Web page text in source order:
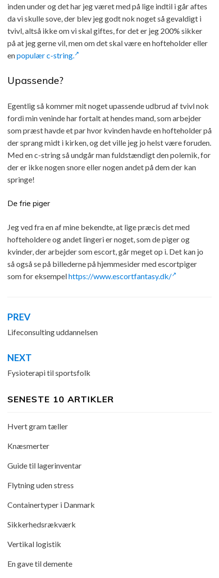
inden under og det har jeg været med på lige indtil i går aftes
da vi skulle sove, der blev jeg godt nok noget så gevaldigt i
tvivl, altså ikke om vi skal giftes, for det er jeg 200% sikker
på at jeg gerne vil, men om det skal være en hofteholder eller
enpopulær c-string.
Upassende?
Egentlig så kommer mit noget upassende udbrud af tvivl nok
fordi min veninde har fortalt at hendes mand, som arbejder
som præst havde et par hvor kvinden havde en hofteholder på
der sprang midt i kirken, og det ville jeg jo helst være foruden.
Med en c-string så undgår man fuldstændigt den polemik, for
der er ikke nogen snore eller nogen andet på dem der kan
springe!
De frie piger
Jeg ved fra en af mine bekendte, at lige præcis det med
hofteholdere og andet lingeri er noget, som de piger og
kvinder, der arbejder som escort, går meget op i. Det kan jo
så også se på billederne på hjemmesider med escortpiger
som for eksempelhttps://www.escortfantasy.dk/
Indlægsnavigation
PREV
Lifeconsulting uddannelsen
NEXT
Fysioterapi til sportsfolk
SENESTE 10 ARTIKLER
Hvert gram tæller
Knæsmerter
Guide til lagerinventar
Flytning uden stress
Containertyper i Danmark
Sikkerhedsrækværk
Vertikal logistik
En gave til demente